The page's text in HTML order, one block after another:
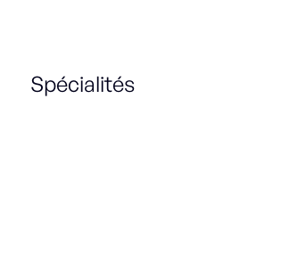
Spécialités